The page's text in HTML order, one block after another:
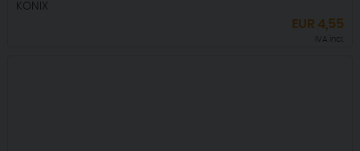
KONIX
EUR 4,55
IVA incl.